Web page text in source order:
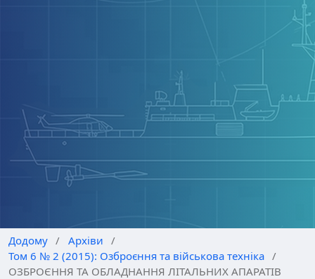
Додому / Архіви
/
Том 6 № 2 (2015): Озброєння та військова техніка /
ОЗБРОЄННЯ ТА ОБЛАДНАННЯ ЛІТАЛЬНИХ АПАРАТІВ